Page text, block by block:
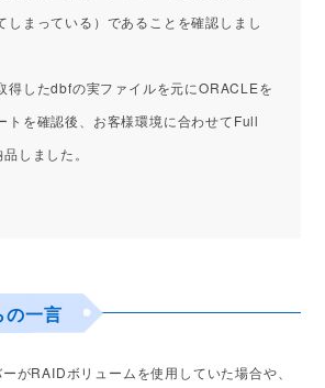
しまっている）であることを確認しまし
得したdbfの実ファイルを元にORACLEを
トを確認後、お客様環境に合わせてFull
しました。
の一言
がRAIDボリュームを使用していた場合や、